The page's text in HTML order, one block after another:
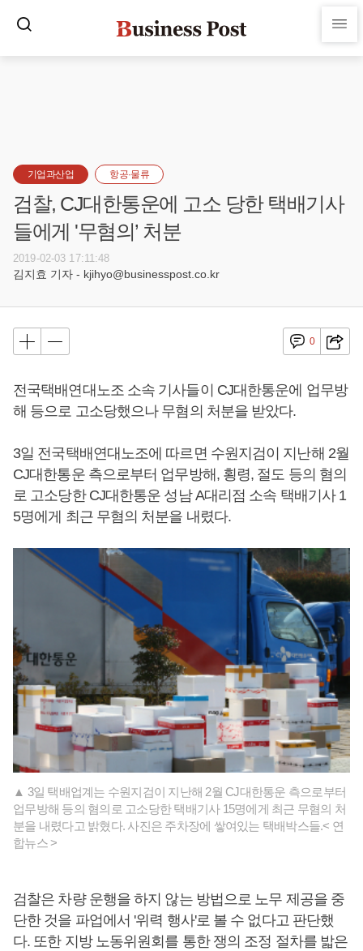
기업과산업 항공·물류
검찰, CJ대한통운에 고소 당한 택배기사
들에게 '무혐의’ 처분
2019-02-03 17:11:48
김지효 기자 - kjihyo@businesspost.co.kr
0
전국택배연대노조 소속 기사들이 CJ대한통운에 업무방
해 등으로 고소당했으나 무혐의 처분을 받았다.
3일 전국택배연대노조에 따르면 수원지검이 지난해 2월
CJ대한통운 측으로부터 업무방해, 횡령, 절도 등의 혐의
로 고소당한 CJ대한통운 성남 A대리점 소속 택배기사 1
5명에게 최근 무혐의 처분을 내렸다.
▲ 3일 택배업계는 수원지검이 지난해 2월 CJ대한통운 측으로부터
업무방해 등의 혐의로 고소당한 택배기사 15명에게 최근 무혐의 처
분을 내렸다고 밝혔다. 사진은 주차장에 쌓여있는 택배박스들.< 연
합뉴스 >
검찰은 차량 운행을 하지 않는 방법으로 노무 제공을 중
단한 것을 파업에서 '위력 행사'로 볼 수 없다고 판단했
다. 또한 지방 노동위원회를 통한 쟁의 조정 절차를 밟은